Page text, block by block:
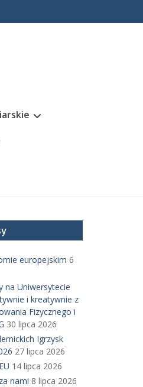
europejskim 6
na Uniwersytecie
i kreatywnie z
Fizycznego i
30 lipca 2026
Igrzysk
27 lipca 2026
14 lipca 2026
nami 8 lipca 2026